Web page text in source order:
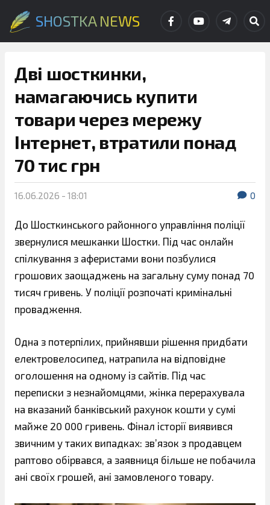
SHOSTKA NEWS
Дві шосткинки,
намагаючись купити
товари через мережу
Інтернет, втратили понад
70 тис грн
16.06.2026 - 18:01 0
До Шосткинського районного управління поліції
звернулися мешканки Шостки. Під час онлайн
спілкування з аферистами вони позбулися
грошових заощаджень на загальну суму понад 70
тисяч гривень. У поліції розпочаті кримінальні
провадження.
Одна з потерпілих, прийнявши рішення придбати
електровелосипед, натрапила на відповідне
оголошення на одному із сайтів. Під час
переписки з незнайомцями, жінка перерахувала
на вказаний банківський рахунок кошти у сумі
майже 20 000 гривень. Фінал історії виявився
звичним у таких випадках: зв’язок з продавцем
раптово обірвався, а заявниця більше не побачила
ані своїх грошей, ані замовленого товару.